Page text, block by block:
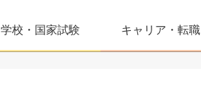
学校・国家試験 キャリア・転職